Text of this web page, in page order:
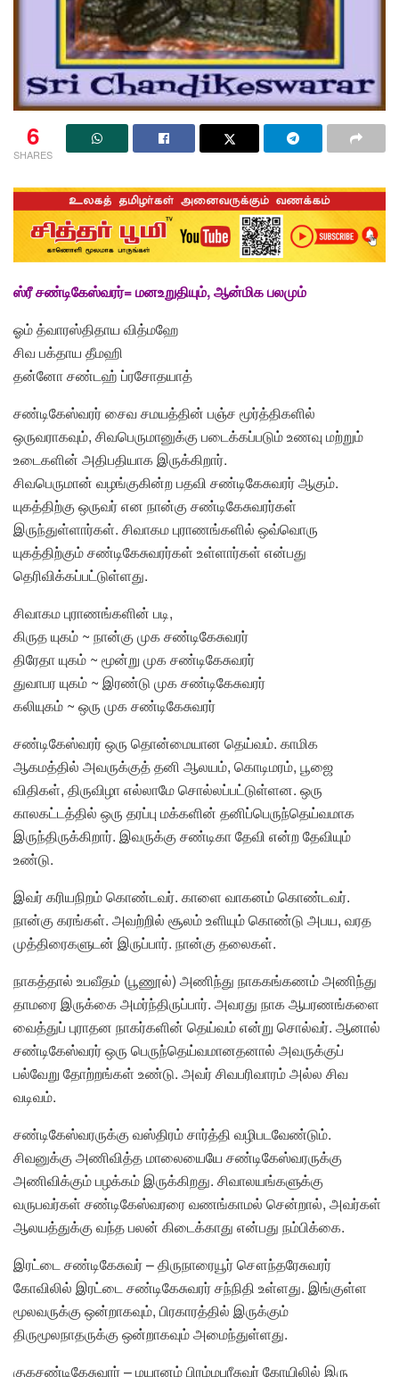
6
SHARES
ஸ்ரீ சண்டிகேஸ்வரர்= மனஉறுதியும், ஆன்மிக பலமும்
ஓம் த்வாரஸ்திதாய வித்மஹே
சிவ பக்தாய தீமஹி
தன்னோ சண்டஹ் ப்ரசோதயாத்
சண்டிகேஸ்வரர் சைவ சமயத்தின் பஞ்ச மூர்த்திகளில்
ஒருவராகவும், சிவபெருமானுக்கு படைக்கப்படும் உணவு மற்றும்
உடைகளின் அதிபதியாக இருக்கிறார்.
சிவபெருமான் வழங்குகின்ற பதவி சண்டிகேசுவரர் ஆகும்.
யுகத்திற்கு ஒருவர் என நான்கு சண்டிகேசுவரர்கள்
இருந்துள்ளார்கள். சிவாகம புராணங்களில் ஒவ்வொரு
யுகத்திற்கும் சண்டிகேசுவரர்கள் உள்ளார்கள் என்பது
தெரிவிக்கப்பட்டுள்ளது.
சிவாகம புராணங்களின் படி,
கிருத யுகம் ~ நான்கு முக சண்டிகேசுவரர்
திரேதா யுகம் ~ மூன்று முக சண்டிகேசுவரர்
துவாபர யுகம் ~ இரண்டு முக சண்டிகேசுவரர்
கலியுகம் ~ ஒரு முக சண்டிகேசுவரர்
சண்டிகேஸ்வரர் ஒரு தொன்மையான தெய்வம். காமிக
ஆகமத்தில் அவருக்குத் தனி ஆலயம், கொடிமரம், பூஜை
விதிகள், திருவிழா எல்லாமே சொல்லப்பட்டுள்ளன. ஒரு
காலகட்டத்தில் ஒரு தரப்பு மக்களின் தனிப்பெருந்தெய்வமாக
இருந்திருக்கிறார். இவருக்கு சண்டிகா தேவி என்ற தேவியும்
உண்டு.
இவர் கரியநிறம் கொண்டவர். காளை வாகனம் கொண்டவர்.
நான்கு கரங்கள். அவற்றில் சூலம் உளியும் கொண்டு அபய, வரத
முத்திரைகளுடன் இருப்பார். நான்கு தலைகள்.
நாகத்தால் உபவீதம் (பூணூல்) அணிந்து நாககங்கணம் அணிந்து
தாமரை இருக்கை அமர்ந்திருப்பார். அவரது நாக ஆபரணங்களை
வைத்துப் புராதன நாகர்களின் தெய்வம் என்று சொல்வர். ஆனால்
சண்டிகேஸ்வரர் ஒரு பெருந்தெய்வமானதனால் அவருக்குப்
பல்வேறு தோற்றங்கள் உண்டு. அவர் சிவபரிவாரம் அல்ல சிவ
வடிவம்.
சண்டிகேஸ்வரருக்கு வஸ்திரம் சார்த்தி வழிபடவேண்டும்.
சிவனுக்கு அணிவித்த மாலையையே சண்டிகேஸ்வரருக்கு
அணிவிக்கும் பழக்கம் இருக்கிறது. சிவாலயங்களுக்கு
வருபவர்கள் சண்டிகேஸ்வரரை வணங்காமல் சென்றால், அவர்கள்
ஆலயத்துக்கு வந்த பலன் கிடைக்காது என்பது நம்பிக்கை.
இரட்டை சண்டிகேசுவர் – திருநாரையூர் சௌந்தரேசுவரர்
கோவிலில் இரட்டை சண்டிகேசுவரர் சந்நிதி உள்ளது. இங்குள்ள
மூலவருக்கு ஒன்றாகவும், பிரகாரத்தில் இருக்கும்
திருமூலநாதருக்கு ஒன்றாகவும் அமைந்துள்ளது.
குகசண்டிகேசுவரர் – மயானம் பிரம்மபுரீசுவர் கோயிலில் இரு